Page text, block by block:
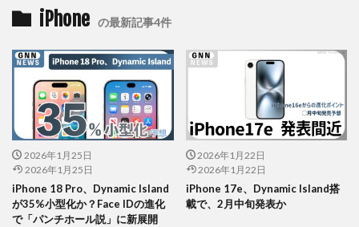
iPhone の最新記事4件
2026年1月25日
2026年1月25日
iPhone 18 Pro、Dynamic Island
が35%小型化か？Face IDの進化
で「パンチホール説」に新展開
2026年1月22日
2026年1月22日
iPhone 17e、Dynamic Island搭
載で、2月中旬発表か